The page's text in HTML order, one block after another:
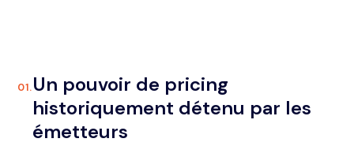
01.Un pouvoir de pricing
historiquement détenu par les
émetteurs